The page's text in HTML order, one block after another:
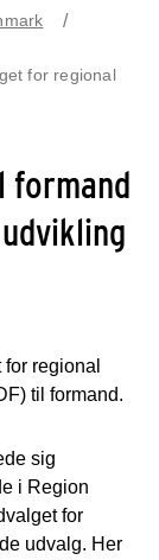
for regional
formand
regional
til formand.
sig
i Region
for
udvalg. Her